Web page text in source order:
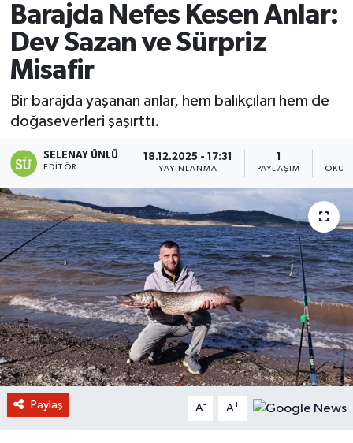
Barajda Nefes Kesen Anlar:
Dev Sazan ve Sürpriz
Misafir
Bir barajda yaşanan anlar, hem balıkçıları hem de
doğaseverleri şaşırttı.
SELENAY ÜNLÜ
EDITÖR
18.12.2025 - 17:31
YAYINLANMA PAYLAŞIM
Paylaş A- A+